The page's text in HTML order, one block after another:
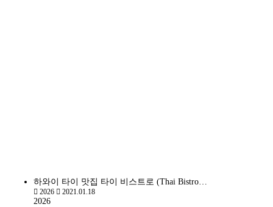
하와이 타이 맛집 타이 비스트로 (Thai Bistro…
2026 2021.01.18
2026